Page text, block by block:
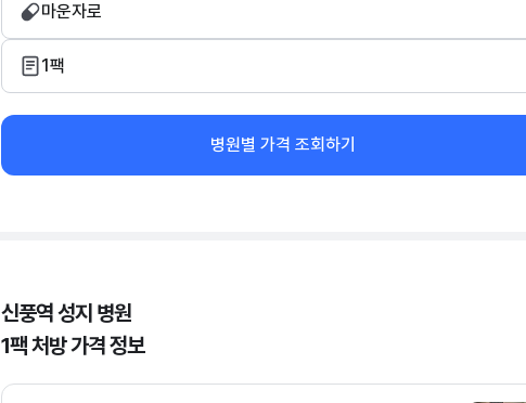
마운자로
1팩
병원별 가격 조회하기
신풍역 성지 병원
1팩 처방 가격 정보